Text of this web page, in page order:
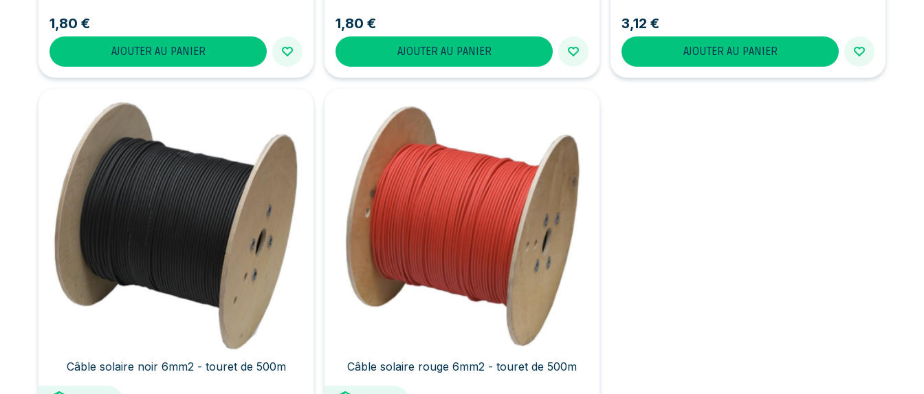
1,80 €
AJOUTER AU PANIER
1,80 €
AJOUTER AU PANIER
3,12 €
AJOUTER AU PANIER
Câble solaire noir 6mm2 - touret de 500m Câble solaire rouge 6mm2 - touret de 500m